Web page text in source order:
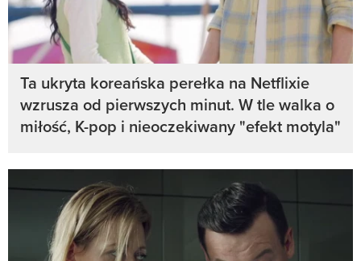
Ta ukryta koreańska perełka na Netflixie
wzrusza od pierwszych minut. W tle walka o
miłość, K-pop i nieoczekiwany "efekt motyla"